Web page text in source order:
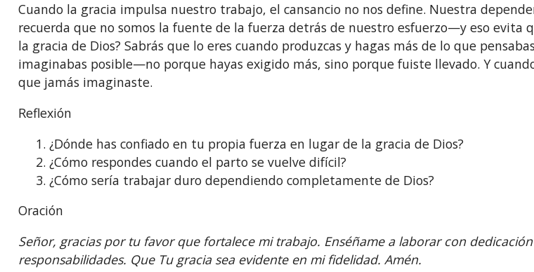
Cuando la gracia impulsa nuestro trabajo, el cansancio no nos define. Nuestra
recuerda que no somos la fuente de la fuerza detrás de nuestro esfuerzo—y eso evita
la gracia de Dios? Sabrás que lo eres cuando produzcas y hagas más de lo que
imaginabas posible—no porque hayas exigido más, sino porque fuiste llevado. Y
que jamás imaginaste.
Reflexión
1.⁠ ⁠¿Dónde has confiado en tu propia fuerza en lugar de la gracia de Dios?
2.⁠ ⁠¿Cómo respondes cuando el parto se vuelve difícil?
3.⁠ ⁠¿Cómo sería trabajar duro dependiendo completamente de Dios?
Oración
Señor, gracias por tu favor que fortalece mi trabajo. Enséñame a laborar con
responsabilidades. Que Tu gracia sea evidente en mi fidelidad. Amén.